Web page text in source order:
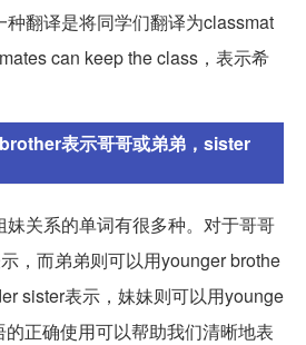
翻译是将同学们翻译为classmat
can keep the class，表示希
表示哥哥或弟弟，sister
关系的单词有很多种。对于哥哥
，而弟弟则可以用younger brothe
sister表示，妹妹则可以用younge
正确使用可以帮助我们清晰地表